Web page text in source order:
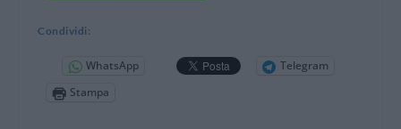
Condividi:
WhatsApp
Telegram
Stampa